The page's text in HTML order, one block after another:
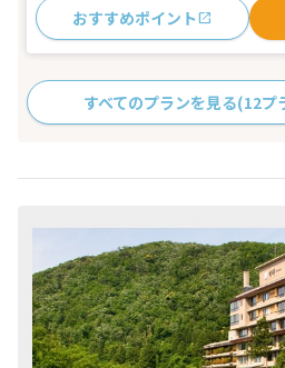
おすすめポイント
すべてのプランを見る(12プ